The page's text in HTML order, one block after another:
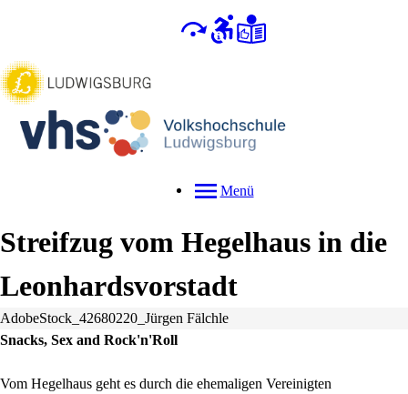
Menü
Streifzug vom Hegelhaus in die
Leonhardsvorstadt
AdobeStock_42680220_Jürgen Fälchle
Snacks, Sex and Rock'n'Roll
Vom Hegelhaus geht es durch die ehemaligen Vereinigten